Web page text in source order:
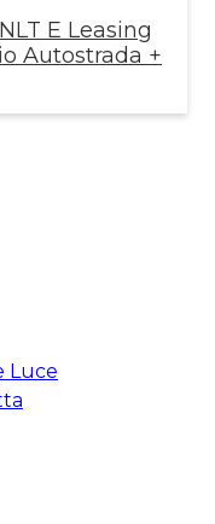
E Leasing
Autostrada +
Luce